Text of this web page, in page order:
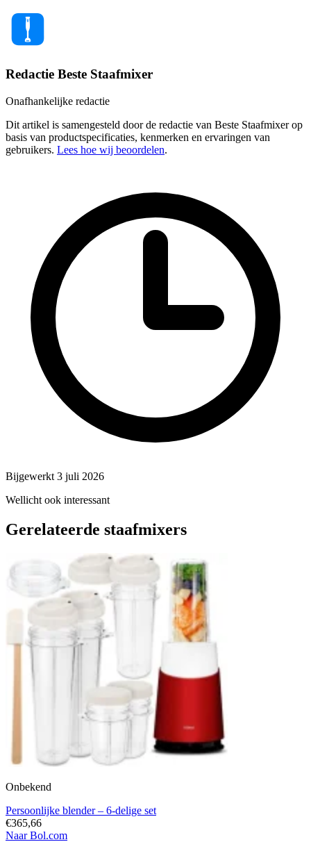
Redactie Beste Staafmixer
Onafhankelijke redactie
Dit artikel is samengesteld door de redactie van Beste Staafmixer op
basis van productspecificaties, kenmerken en ervaringen van
gebruikers. Lees hoe wij beoordelen.
Bijgewerkt 3 juli 2026
Wellicht ook interessant
Gerelateerde staafmixers
Onbekend
Persoonlijke blender – 6-delige set
€365,66
Naar Bol.com